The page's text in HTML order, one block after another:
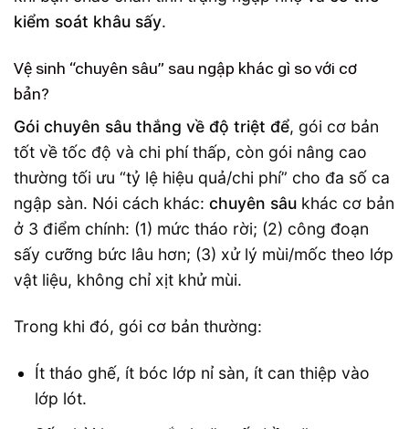
kiểm soát khâu sấy.
Vệ sinh “chuyên sâu” sau ngập khác gì so với cơ
bản?
Gói chuyên sâu thắng về độ triệt để, gói cơ bản
tốt về tốc độ và chi phí thấp, còn gói nâng cao
thường tối ưu “tỷ lệ hiệu quả/chi phí” cho đa số ca
ngập sàn. Nói cách khác: chuyên sâu khác cơ bản
ở 3 điểm chính: (1) mức tháo rời; (2) công đoạn
sấy cưỡng bức lâu hơn; (3) xử lý mùi/mốc theo lớp
vật liệu, không chỉ xịt khử mùi.
Trong khi đó, gói cơ bản thường:
Ít tháo ghế, ít bóc lớp nỉ sàn, ít can thiệp vào
lớp lót.